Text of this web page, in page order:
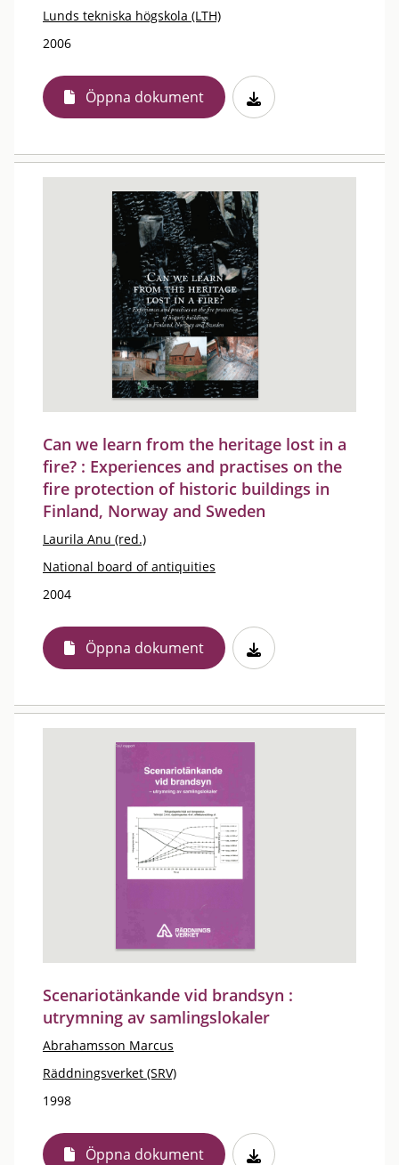
Lunds tekniska högskola (LTH)
2006
Öppna dokument
Can we learn from the heritage lost in a
fire? : Experiences and practises on the
fire protection of historic buildings in
Finland, Norway and Sweden
Laurila Anu (red.)
National board of antiquities
2004
Öppna dokument
Scenariotänkande vid brandsyn :
utrymning av samlingslokaler
Abrahamsson Marcus
Räddningsverket (SRV)
1998
Öppna dokument